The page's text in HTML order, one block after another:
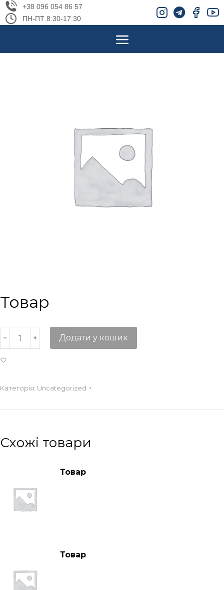
+38 096 054 86 57
ПН-ПТ 8:30-17:30
Товар
Додати у кошик
Категорія: Uncategorized
Схожі товари
Товар
Товар